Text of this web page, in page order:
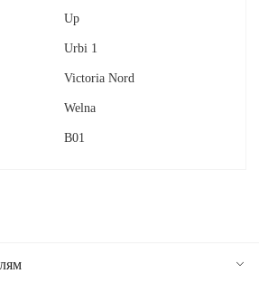
Up
Urbi 1
Victoria Nord
Welna
В01